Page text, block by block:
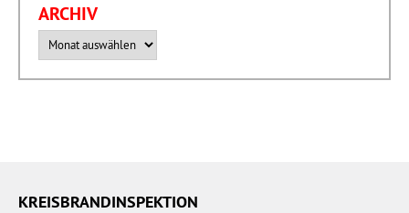
ARCHIV
Archiv
KREISBRANDINSPEKTION